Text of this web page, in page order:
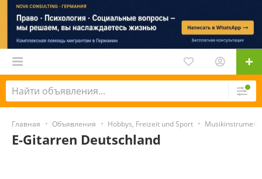
Главная Объявления Hobbys, Freizeit und Sport
E-Gitarren Deutschland